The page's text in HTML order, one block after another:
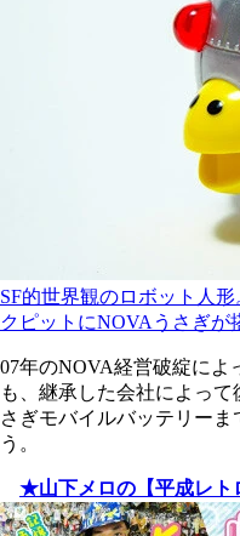
SF的世界観のロボット人
クピットにNOVAうさぎが
07年のNOVA経営破綻に
も、継承した会社によっ
さぎモバイルバッテリー
う。
★山下メロの【平成レト